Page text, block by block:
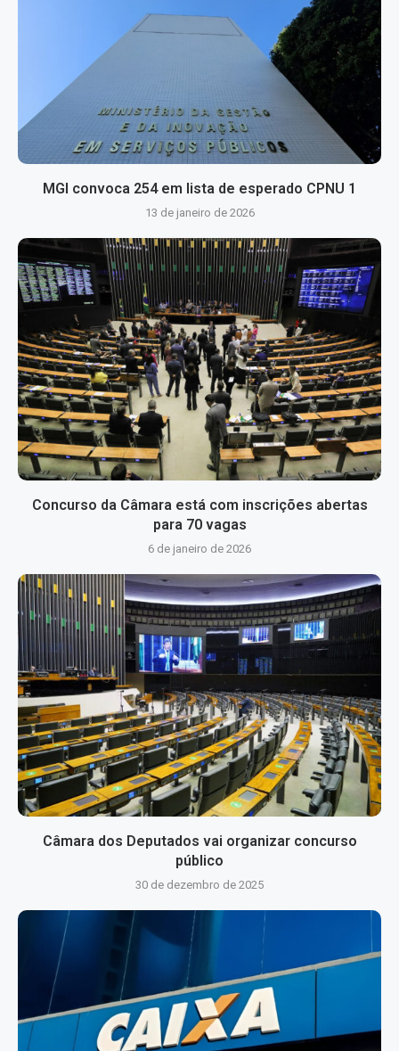
MGI convoca 254 em lista de esperado CPNU 1
13 de janeiro de 2026
Concurso da Câmara está com inscrições abertas
para 70 vagas
6 de janeiro de 2026
Câmara dos Deputados vai organizar concurso
público
30 de dezembro de 2025